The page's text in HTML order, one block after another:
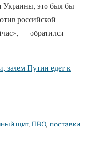
Украины, это был бы
российской
— обратился
зачем Путин едет к
щит, ПВО, поставки